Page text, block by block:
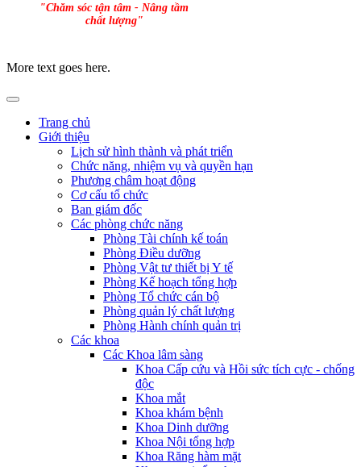
"Chăm sóc tận tâm - Nâng tầm
chất lượng"
More text goes here.
Trang chủ
Giới thiệu
Lịch sử hình thành và phát triển
Chức năng, nhiệm vụ và quyền hạn
Phương châm hoạt động
Cơ cấu tổ chức
Ban giám đốc
Các phòng chức năng
Phòng Tài chính kế toán
Phòng Điều dưỡng
Phòng Vật tư thiết bị Y tế
Phòng Kế hoạch tổng hợp
Phòng Tổ chức cán bộ
Phòng quản lý chất lượng
Phòng Hành chính quản trị
Các khoa
Các Khoa lâm sàng
Khoa Cấp cứu và Hồi sức tích cực - chống
độc
Khoa mắt
Khoa khám bệnh
Khoa Dinh dưỡng
Khoa Nội tổng hợp
Khoa Răng hàm mặt